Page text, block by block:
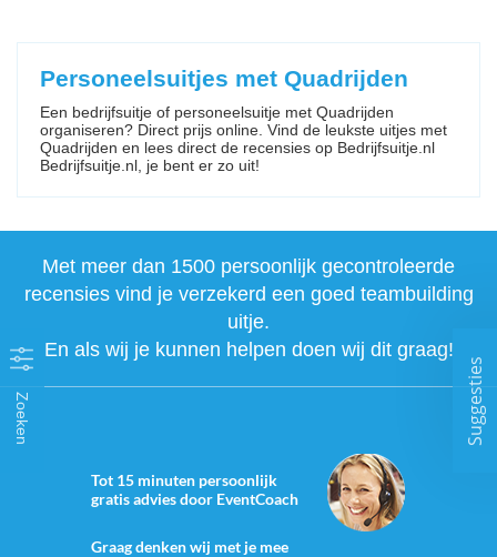
Zoeken
Personeelsuitjes met Quadrijden
Een bedrijfsuitje of personeelsuitje met Quadrijden
organiseren? Direct prijs online. Vind de leukste uitjes met
Quadrijden en lees direct de recensies op Bedrijfsuitje.nl
Bedrijfsuitje.nl, je bent er zo uit!
Met meer dan 1500 persoonlijk gecontroleerde
recensies vind je verzekerd een goed teambuilding
uitje.
En als wij je kunnen helpen doen wij dit graag!
Tot 15 minuten persoonlijk
gratis advies door EventCoach
Graag denken wij met je mee
Suggesties